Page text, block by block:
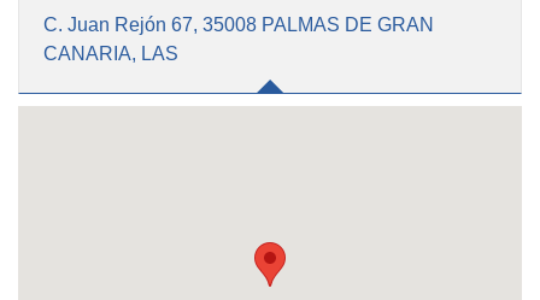
C. Juan Rejón 67, 35008 PALMAS DE GRAN
CANARIA, LAS